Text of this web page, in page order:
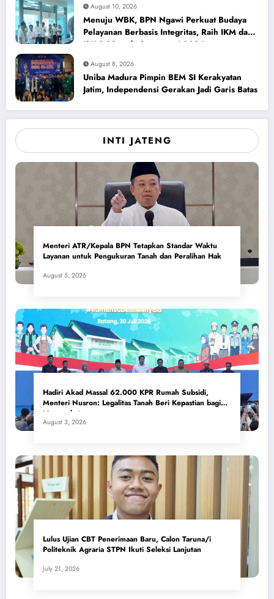
August 10, 2026
Menuju WBK, BPN Ngawi Perkuat Budaya
Pelayanan Berbasis Integritas, Raih IKM dan
IPK 3,89 pada Semester I 2026
August 8, 2026
Uniba Madura Pimpin BEM SI Kerakyatan
Jatim, Independensi Gerakan Jadi Garis Batas
INTI JATENG
Menteri ATR/Kepala BPN Tetapkan Standar Waktu
Layanan untuk Pengukuran Tanah dan Peralihan Hak
August 5, 2026
Hadiri Akad Massal 62.000 KPR Rumah Subsidi,
Menteri Nusron: Legalitas Tanah Beri Kepastian bagi
Masyarakat
August 3, 2026
Lulus Ujian CBT Penerimaan Baru, Calon Taruna/i
Politeknik Agraria STPN Ikuti Seleksi Lanjutan
July 21, 2026